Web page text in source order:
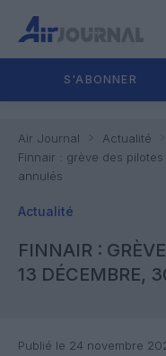
S'ABONNER
Air Journal
Actualité
Finnair : grève des
annulés
Actualité
FINNAIR :
13 DÉCEMBRE,
Publié le 24 novembre